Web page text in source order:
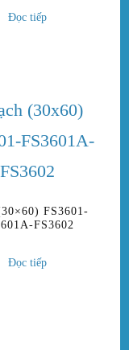
Đọc tiếp
FS3601-
FS3602
Đọc tiếp